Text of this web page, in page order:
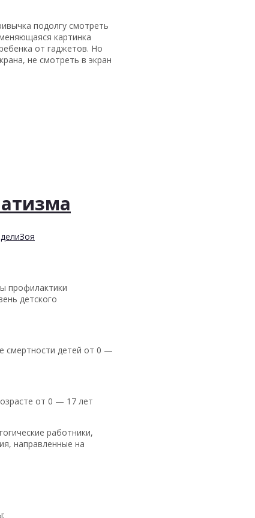
подолгу смотреть
картинка
от гаджетов. Но
не смотреть в экран
Зоя
профилактики
детского
смертности детей от 0 —
от 0 — 17 лет
работники,
направленные на